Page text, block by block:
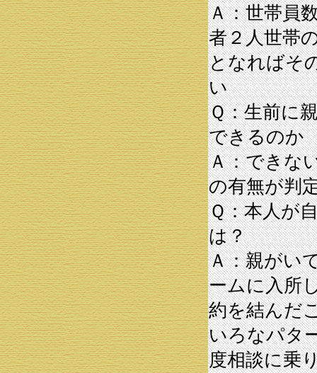
Ａ：世帯員
者２人世帯
となればそ
い
Ｑ：生前に
できるのか
Ａ：できな
の有無が判
Ｑ：本人が
は？
Ａ：親がい
ームに入所
約を結んだ
いろなパタ
度相談に乗